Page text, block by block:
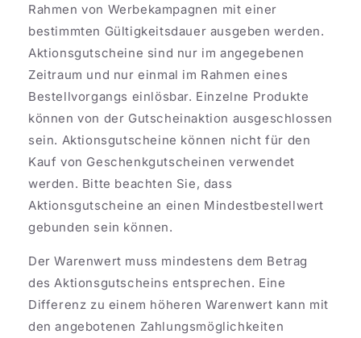
Rahmen von Werbekampagnen mit einer
bestimmten Gültigkeitsdauer ausgeben werden.
Aktionsgutscheine sind nur im angegebenen
Zeitraum und nur einmal im Rahmen eines
Bestellvorgangs einlösbar. Einzelne Produkte
können von der Gutscheinaktion ausgeschlossen
sein. Aktionsgutscheine können nicht für den
Kauf von Geschenkgutscheinen verwendet
werden. Bitte beachten Sie, dass
Aktionsgutscheine an einen Mindestbestellwert
gebunden sein können.
Der Warenwert muss mindestens dem Betrag
des Aktionsgutscheins entsprechen. Eine
Differenz zu einem höheren Warenwert kann mit
den angebotenen Zahlungsmöglichkeiten